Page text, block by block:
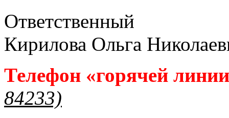
Ответственный
Кирилова Ольга
Телефон «горячей
84233)